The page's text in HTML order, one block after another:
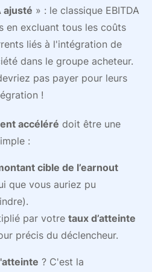
ajusté » : le classique EBITDA
en excluant tous les coûts
liés à l'intégration de
dans le groupe acheteur.
pas payer pour leurs
!
accéléré doit être une
:
cible de l’earnout
que vous auriez pu
par votre taux d’atteinte
précis du déclencheur.
? C'est la